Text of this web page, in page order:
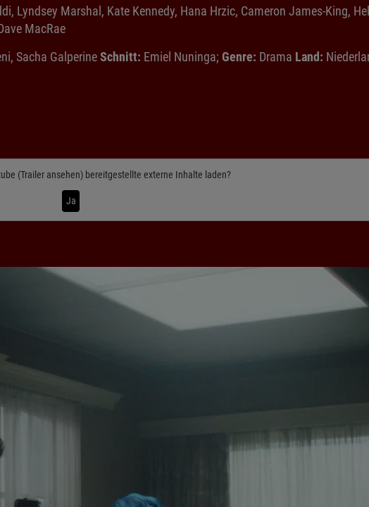
Lyndsey Marshal, Kate Kennedy, Hana Hrzic, Cameron James-King,
MacRae
Sacha GalperineSchnitt: Emiel Nuninga; Genre: Drama Land:
(Trailer ansehen)bereitgestellte externe Inhalte laden?
Ja